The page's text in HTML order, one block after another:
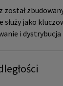
został
służy jako
i